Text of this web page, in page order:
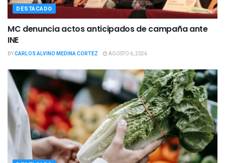
DESTACADO
MC denuncia actos anticipados de campaña ante
INE
BY CARLOS ALVINO MEDINA CORTEZ AGOSTO 6, 2026